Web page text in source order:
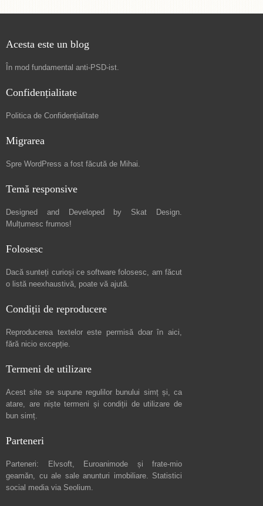
Acesta este un blog
În mod fundamental anti-PSD-ist.
Confidențialitate
Politica de Confidențialitate
Migrarea
Spre WordPress a fost făcută de Mihai.
Temă responsive
Designed and Developed by Skat Design.
Mulțumesc frumos!
Folosesc
Dacă sunteți curioși ce software folosesc, am făcut
o listă neexhaustivă, poate vă ajută.
Condiții de reproducere
Reproducerea textelor este permisă doar în aici,
fără nicio excepție.
Termeni de utilizare
Acest site se supune regulilor bunului simț și, ca
atare, are niștetermeni și condiții de utilizare de
bun simț.
Parteneri
Parteneri: Elvsoft, Euroanimode și frate-mio
geamăn, cu ale sale anunturi imobiliare. Statistici
social media via Seolium.